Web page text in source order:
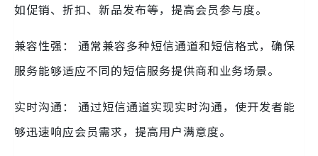
如促销、折扣、新品发布等，提高会员参与度。
兼容性强： 通常兼容多种短信通道和短信格式，确保
服务能够适应不同的短信服务提供商和业务场景。
实时沟通： 通过短信通道实现实时沟通，使开发者能
够迅速响应会员需求，提高用户满意度。